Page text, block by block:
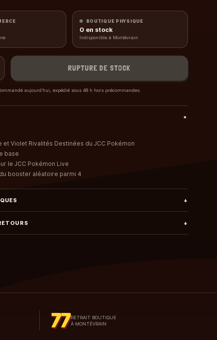
BOUTIQUE PHYSIQUE
0 en stock
Indisponible à Montévrain
RUPTURE DE STOCK
aujourd’hui, expédié sous 48 h hors précommandes.
+
et Violet Rivalités Destinées du JCC Pokémon
base
le JCC Pokémon Live
booster aléatoire parmi 4
+
+
77RETRAIT BOUTIQUE
À MONTÉVRAIN